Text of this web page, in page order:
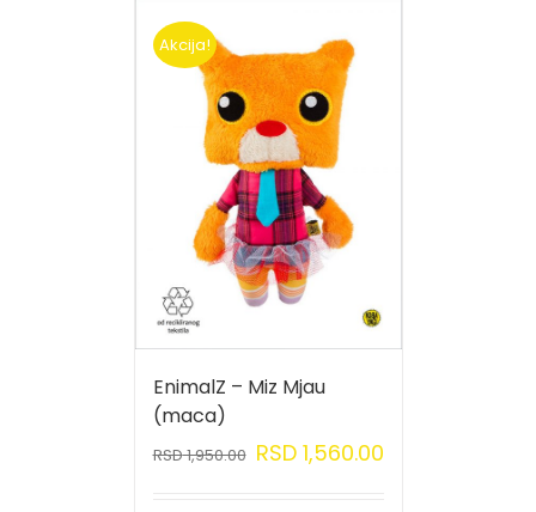
Akcija!
EnimalZ – Miz Mjau
(maca)
RSD1,950.00 RSD1,560.00